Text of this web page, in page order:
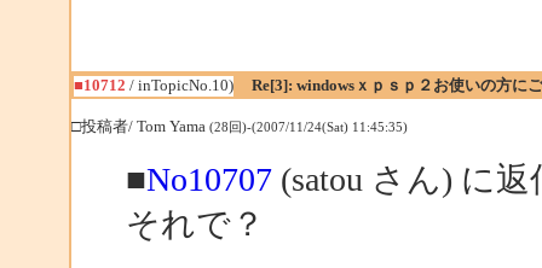
■10712 / inTopicNo.10) Re[3]: windowsｘｐｓｐ２お使いの方に
□投稿者/ Tom Yama (28回)-(2007/11/24(Sat) 11:45:35)
■No10707(satou さん) に返
それで？